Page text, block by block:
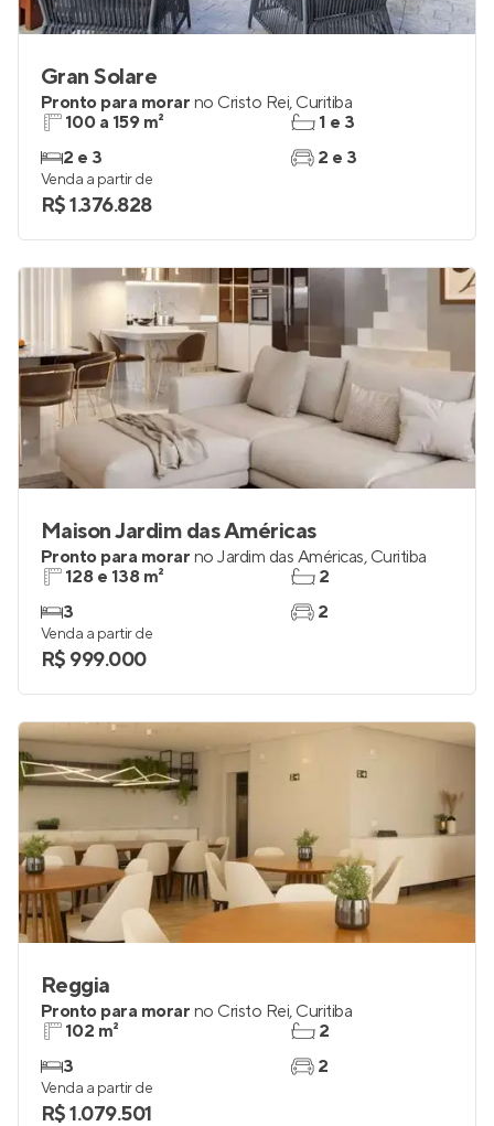
Gran Solare
Pronto para morar no Cristo Rei, Curitiba
100 a 159 m²
2 e 3
1 e 3
2 e 3
Venda a partir de
R$ 1.376.828
Maison Jardim das Américas
Pronto para morar no Jardim das Américas, Curitiba
128 e 138 m²
3
2
2
Venda a partir de
R$ 999.000
Reggia
Pronto para morar no Cristo Rei, Curitiba
102 m²
3
2
2
Venda a partir de
R$ 1.079.501